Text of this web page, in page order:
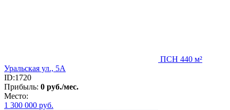
ПСН 440 м²
Уральская ул., 5А
ID:1720
Прибыль: 0 руб./мес.
Место:
1 300 000 руб.